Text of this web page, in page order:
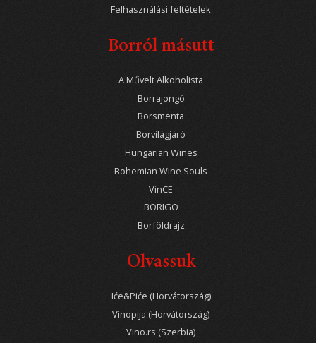
Felhasználási feltételek
Borról másutt
A Művelt Alkoholista
Borrajongó
Borsmenta
Borvilágjáró
Hungarian Wines
Bohemian Wine Souls
VinCE
BORIGO
Borföldrajz
Olvassuk
Iće&Piće (Horvátország)
Vinopija (Horvátország)
Vino.rs (Szerbia)